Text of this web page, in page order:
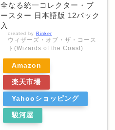
全なる統一コレクター・ブ
ースター 日本語版 12パック
入
created by Rinker
ウィザーズ・オブ・ザ・コース
ト(Wizards of the Coast)
Amazon
楽天市場
Yahooショッピング
駿河屋